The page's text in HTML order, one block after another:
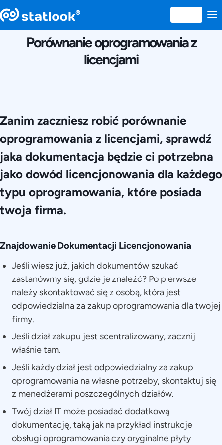
27 NOIEMBRIE 2014
Porównanie oprogramowania z
licencjami
Zanim zaczniesz robić porównanie
oprogramowania z licencjami, sprawdź
jaka dokumentacja będzie ci potrzebna
jako dowód licencjonowania dla każdego
typu oprogramowania, które posiada
twoja firma.
Znajdowanie Dokumentacji Licencjonowania
Jeśli wiesz już, jakich dokumentów szukać
zastanówmy się, gdzie je znaleźć? Po pierwsze
należy skontaktować się z osobą, która jest
odpowiedzialna za zakup oprogramowania dla twojej
firmy.
Jeśli dział zakupu jest scentralizowany, zacznij
właśnie tam.
Jeśli każdy dział jest odpowiedzialny za zakup
oprogramowania na własne potrzeby, skontaktuj się
z menedżerami poszczególnych działów.
Twój dział IT może posiadać dodatkową
dokumentację, taką jak na przykład instrukcje
obsługi oprogramowania czy oryginalne płyty